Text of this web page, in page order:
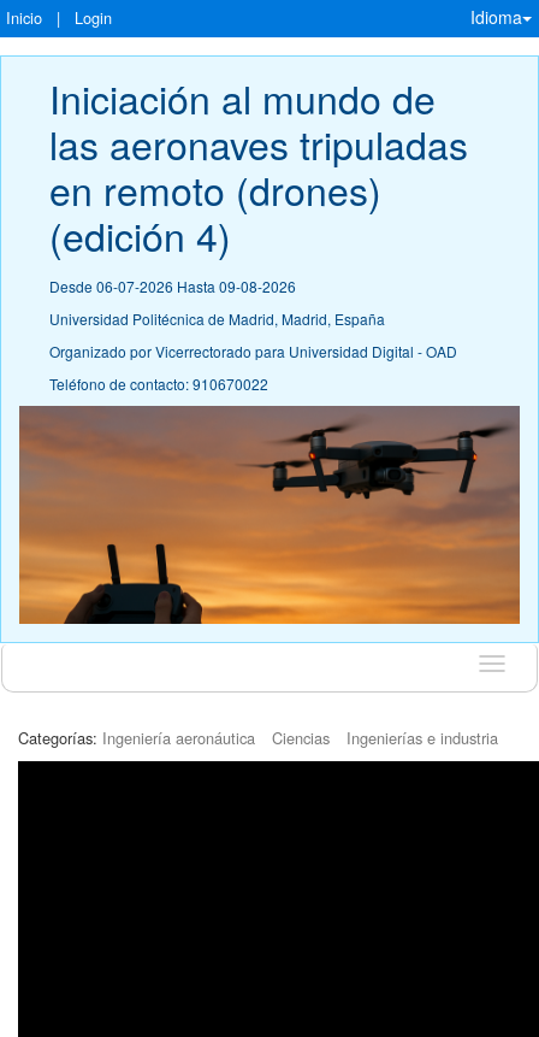
Inicio | Login Idioma
Iniciación al mundo de
las aeronaves tripuladas
en remoto (drones)
(edición 4)
Desde 06-07-2026 Hasta 09-08-2026
Universidad Politécnica de Madrid, Madrid, España
Organizado por Vicerrectorado para Universidad Digital - OAD
Teléfono de contacto: 910670022
Idioma
Categorías: Ingeniería aeronáutica Ciencias Ingenierías e industria